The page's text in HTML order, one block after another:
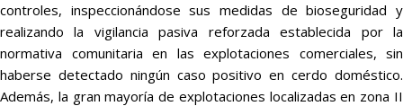
controles, inspeccionándose sus medidas de bioseguridad y
realizando la vigilancia pasiva reforzada establecida por la
normativa comunitaria en las explotaciones comerciales, sin
haberse detectado ningún caso positivo en cerdo doméstico.
Además, la gran mayoría de explotaciones localizadas en zona II